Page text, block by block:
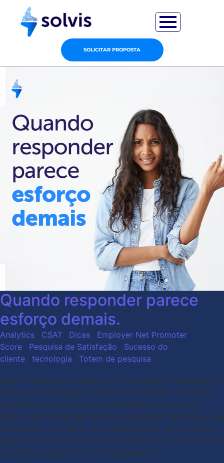
SOLICITAR PROPOSTA
Quando responder parece
esforço demais.
Analytics, CSAT, Dicas, Employer Net Promoter
Score, Pesquisa de Satisfação, Sucesso do
cliente, tecnologia, Totem de pesquisa
Quando uma pessoa ignora um convite para responder, há
sempre uma avaliação implícita acontecendo: o cérebro
pondera, ainda que de forma automática, o custo do
esforço em relação ao benefício percebido. Se o tema não
é relevante, se o tempo de resposta é alto, se o formato
parece confuso ou se não há confiança no uso dos dados,
a tendência natural é o não-engajamento.